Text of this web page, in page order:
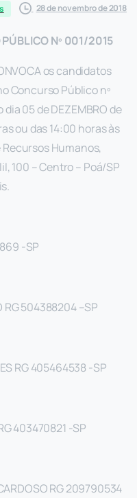
28 de novembro de 2018
Nº 001/2015
os candidatos
Concurso Público nº
05 de DEZEMBRO de
ou das 14:00 horas às
Humanos,
100 – Centro – Poá/SP
-SP
RG 504388204 –SP
RG 405464538 -SP
403470821 -SP
RG 209790534